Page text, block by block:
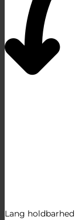
Lang holdbarhed